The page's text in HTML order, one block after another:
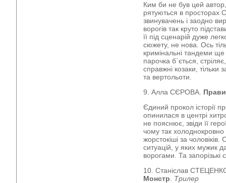
Ким би не був цей автор,
рятуються в просторах
звинувачень і заодно
ворогів так круто
її під сценарій дуже
сюжету, не нова. Ось
кримінальні тандеми ще
парочка б`ється,
справжні козаки, тільки
та вертольоти.
9. Алла СЄРОВА.
Єдиний прокол історії
опинилася в центрі
не пояснює, звіди її
чому так
жорстокіші за
ситуацій, у яких мужик
ворогами. Та
10. Станіслав
Монстр
Трилер